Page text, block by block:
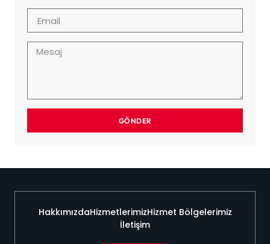
GÖNDER
HakkımızdaHizmetlerimizHizmet Bölgelerimiz
İletişim